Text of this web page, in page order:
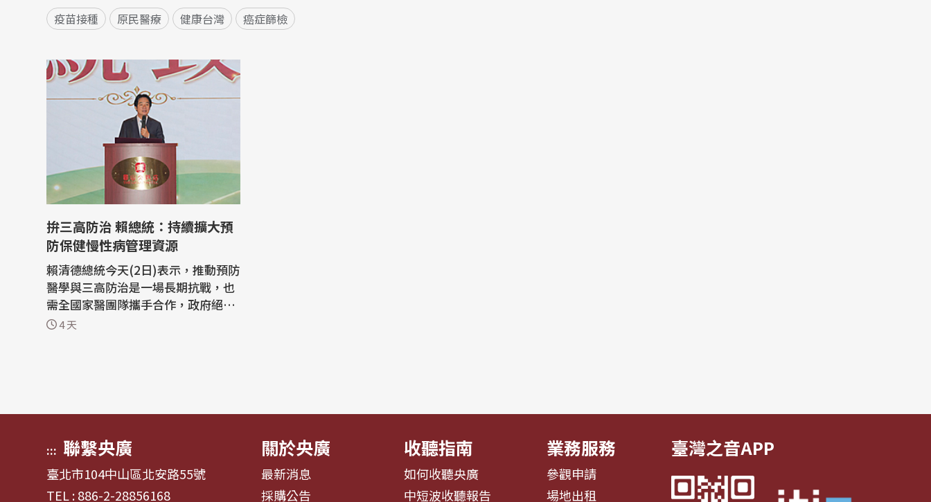
疫苗接種 原民醫療 健康台灣 癌症篩檢
拚三高防治 賴總統：持續擴大預
防保健慢性病管理資源
賴清德總統今天(2日)表示，推動預防
醫學與三高防治是一場長期抗戰，也
需全國家醫團隊攜手合作，政府絕對
不會讓大家孤軍奮鬥，包括會擴大預
4 天
::: 聯繫央廣
臺北市104中山區北安路55號
TEL : 886-2-28856168
關於央廣
最新消息
採購公告
收聽指南
如何收聽央廣
中短波收聽報告
業務服務
參觀申請
場地出租
臺灣之音APP